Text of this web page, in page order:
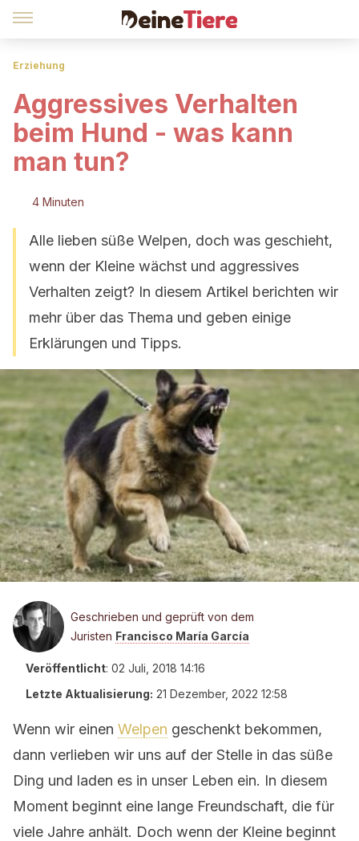
Erziehung
Aggressives Verhalten
beim Hund - was kann
man tun?
4 Minuten
Alle lieben süße Welpen, doch was geschieht,
wenn der Kleine wächst und aggressives
Verhalten zeigt? In diesem Artikel berichten wir
mehr über das Thema und geben einige
Erklärungen und Tipps.
Geschrieben und geprüft von dem
Juristen Francisco María García
Veröffentlicht: 02 Juli, 2018 14:16
Letzte Aktualisierung: 21 Dezember, 2022 12:58
Wenn wir einen Welpen geschenkt bekommen,
dann verlieben wir uns auf der Stelle in das süße
Ding und laden es in unser Leben ein. In diesem
Moment beginnt eine lange Freundschaft, die für
viele Jahre anhält. Doch wenn der Kleine beginnt